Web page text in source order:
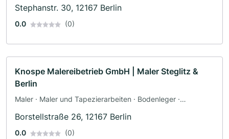
Stephanstr. 30, 12167 Berlin
0.0 (0)
Knospe Malereibetrieb GmbH | Maler Steglitz &
Berlin
Maler · Maler und Tapezierarbeiten · Bodenleger ·
Dämmung
Borstellstraße 26, 12167 Berlin
0.0 (0)